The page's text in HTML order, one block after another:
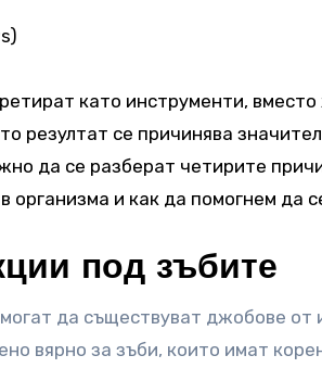
като инструменти,
резултат се причинява
да се разберат четирите
организма и как да помогнем да
под зъбите
да съществуват джобове от
вярно за зъби, които имат